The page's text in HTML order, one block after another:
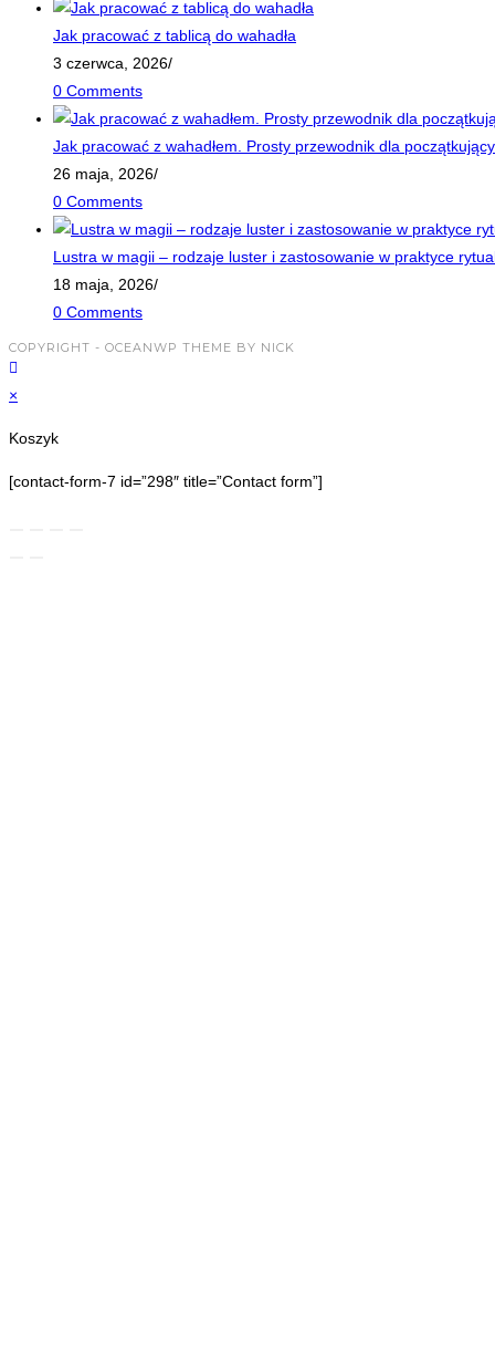
Jak pracować z tablicą do wahadła
3 czerwca, 2026/
0 Comments
Jak pracować z wahadłem. Prosty przewodnik dla
26 maja, 2026/
0 Comments
Lustra w magii – rodzaje luster i zastosowanie w praktyce
18 maja, 2026/
0 Comments
COPYRIGHT - OCEANWP THEME BY NICK
×
Koszyk
[contact-form-7 id=”298″ title=”Contact form”]